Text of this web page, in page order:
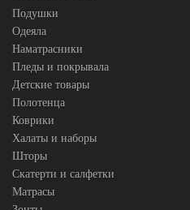
Подушки
Одеяла
Наматрасники
Пледы и покрывала
Детские товары
Полотенца
Коврики
Халаты и наборы
Шторы
Скатерти и салфетки
Матрасы